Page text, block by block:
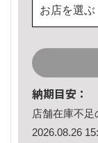
お店を選ぶ
納期目安：
店舗在庫不足
2026.08.26